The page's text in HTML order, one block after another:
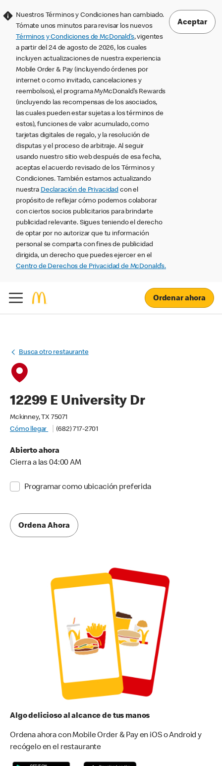
Nuestros Términos y Condiciones han cambiado.
Tómate unos minutos para revisar los nuevos
Términos y Condiciones de McDonald’s, vigentes
a partir del 24 de agosto de 2026, los cuales
incluyen actualizaciones de nuestra experiencia
Mobile Order & Pay (incluyendo órdenes por
internet o como invitado, cancelaciones y
reembolsos), el programa MyMcDonald’s Rewards
(incluyendo las recompensas de los asociados,
las cuales pueden estar sujetas a los términos de
estos), funciones de valor acumulado, como
tarjetas digitales de regalo, y la resolución de
disputas y el proceso de arbitraje. Al seguir
usando nuestro sitio web después de esa fecha,
aceptas el acuerdo revisado de los Términos y
Condiciones. También estamos actualizando
nuestra Declaración de Privacidad con el
propósito de reflejar cómo podemos colaborar
con ciertos socios publicitarios para brindarte
publicidad relevante. Sigues teniendo el derecho
de optar por no autorizar que tu información
personal se comparta con fines de publicidad
dirigida, un derecho que puedes ejercer en el
Centro de Derechos de Privacidad de McDonald’s.
Aceptar
Ordenar ahora
Busca otro restaurante
12299 E University Dr
Mckinney, TX 75071
Cómo llegar
(682) 717-2701
Abierto ahora
Cierra a las 04:00 AM
Programar como ubicación preferida
Ordena Ahora
Algo delicioso al alcance de tus manos
Ordena ahora con Mobile Order & Pay en iOS o Android y
recógelo en el restaurante